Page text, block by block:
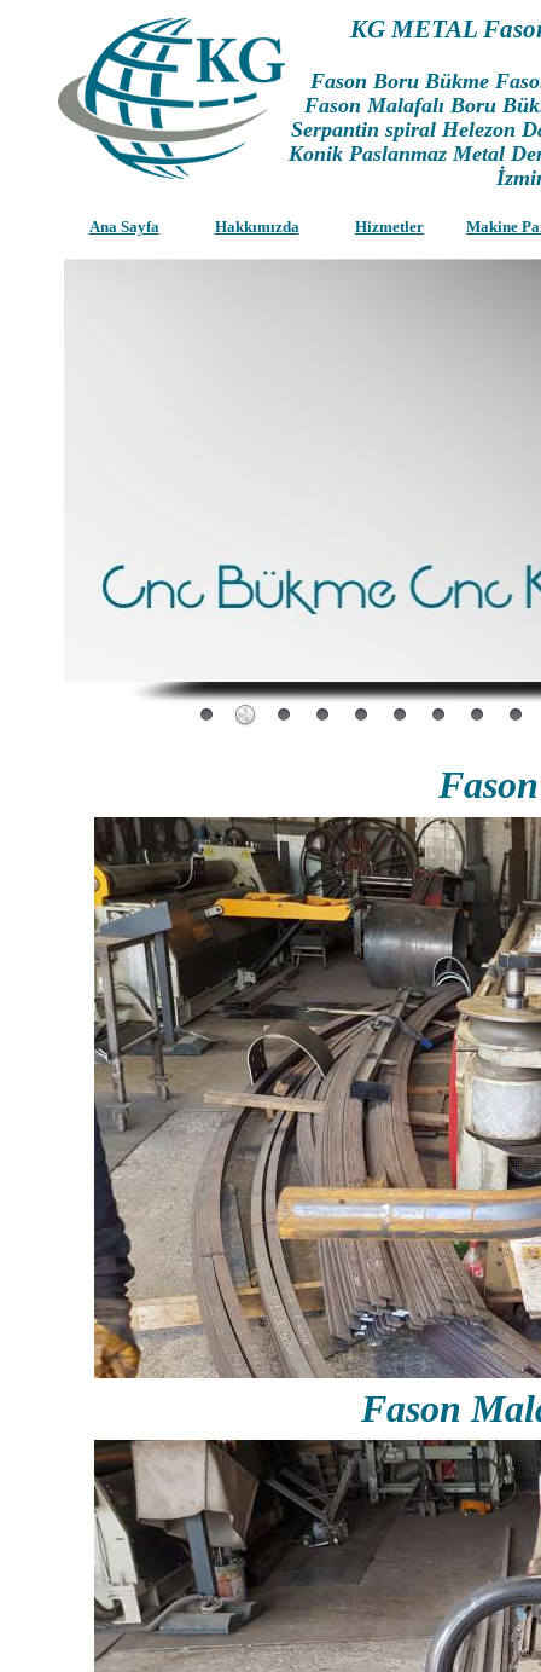
KG METAL
Fason Boru Bükme
Fason Malafalı Boru
Serpantin spiral Helezon
Konik Paslanmaz Metal
Ana Sayfa Hakkımızda Hizmetler Makine
Fason